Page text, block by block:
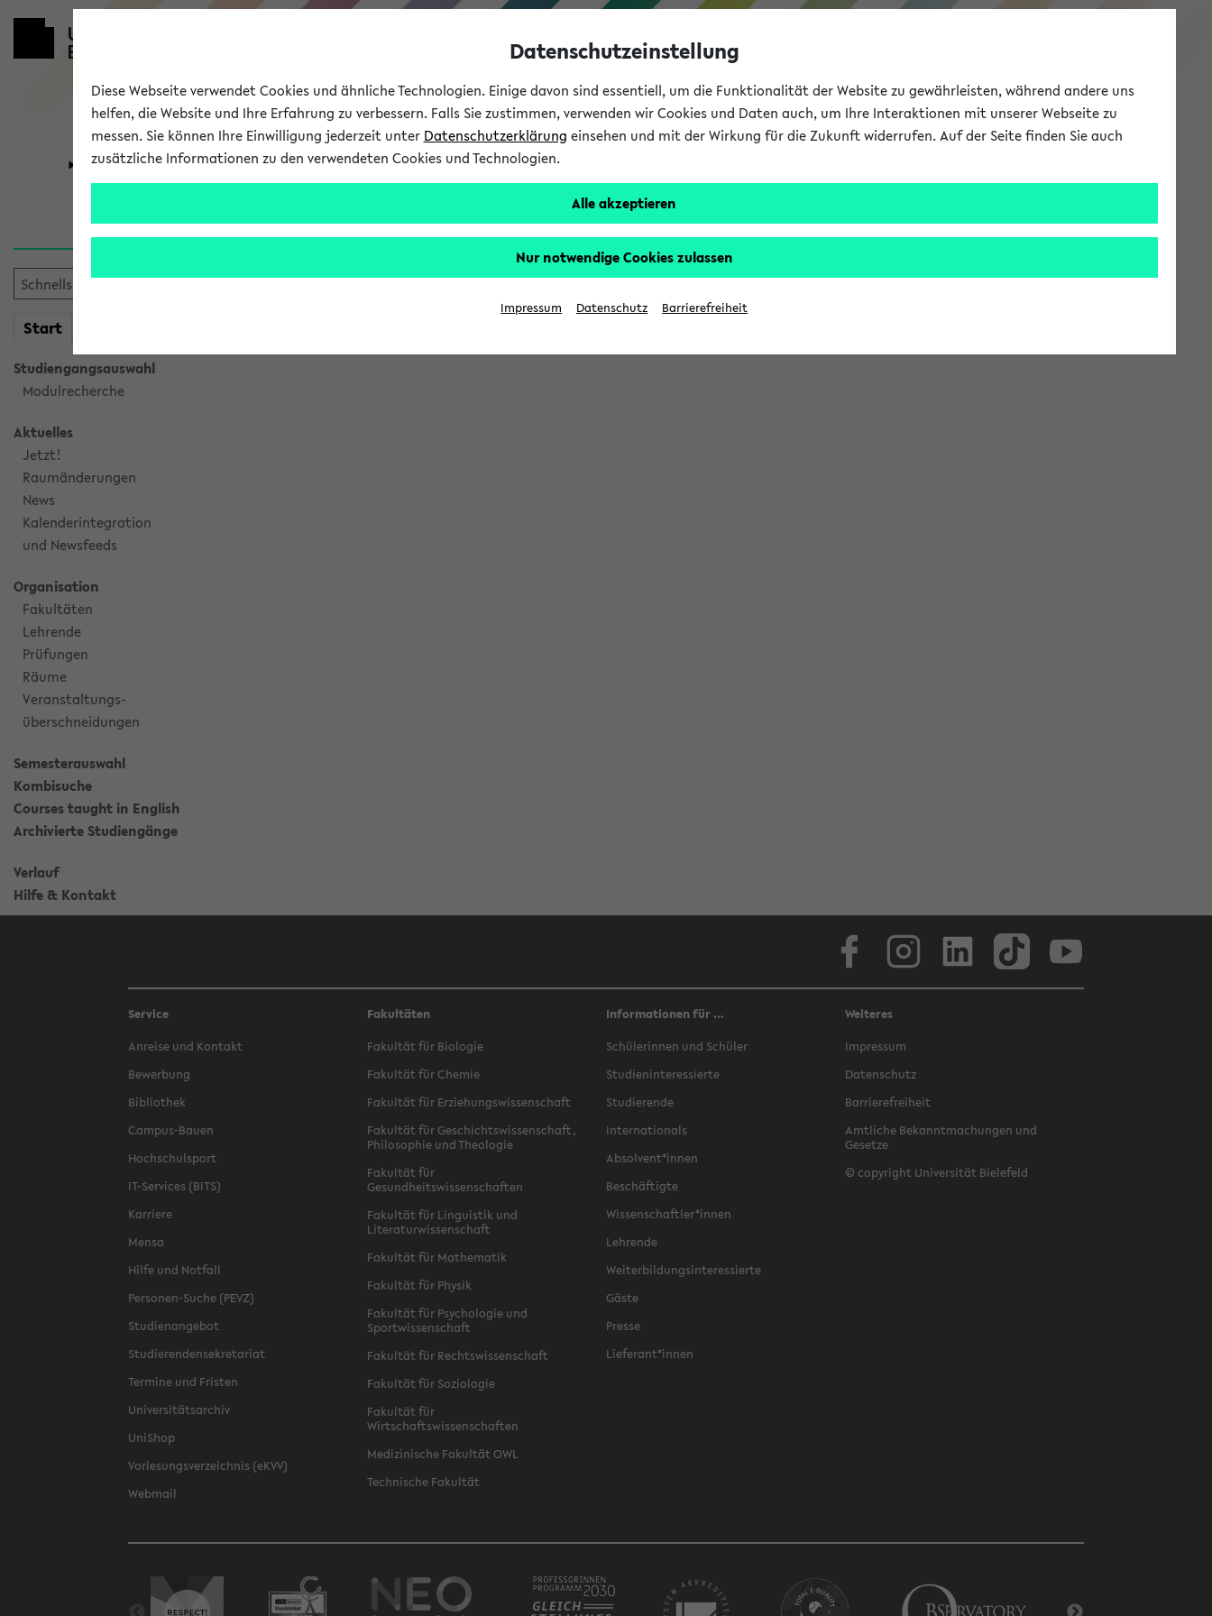
eKVV
Universität Forschung Studium
Start
Studiengangsauswahl
Modulrecherche
Aktuelles
Jetzt!
Raumänderungen
News
Kalenderintegration
und Newsfeeds
Organisation
Fakultäten
Lehrende
Prüfungen
Räume
Veranstaltungs-
überschneidungen
Semesterauswahl
Kombisuche
Courses taught in English
Archivierte Studiengänge
Verlauf
Hilfe & Kontakt
Verlauf
Service
Anreise und Kontakt
Bewerbung
Bibliothek
Campus-Bauen
Hochschulsport
IT-Services (BITS)
Karriere
Mensa
Hilfe und Notfall
Personen-Suche (PEVZ)
Studienangebot
Studierendensekretariat
Termine und Fristen
Universitätsarchiv
UniShop
Vorlesungsverzeichnis (eKVV)
Webmail
Fakultäten
Fakultät für Biologie
Fakultät für Chemie
Fakultät für Erziehungswissenschaft
Fakultät für Geschichtswissenschaft,
Philosophie und Theologie
Fakultät für
Gesundheitswissenschaften
Fakultät für Linguistik und
Literaturwissenschaft
Fakultät für Mathematik
Fakultät für Physik
Fakultät für Psychologie und
Sportwissenschaft
Fakultät für Rechtswissenschaft
Fakultät für Soziologie
Fakultät für
Wirtschaftswissenschaften
Medizinische Fakultät OWL
Technische Fakultät
Informationen für ...
Schülerinnen und Schüler
Studieninteressierte
Studierende
Internationals
Absolvent*innen
Beschäftigte
Wissenschaftler*innen
Lehrende
Weiterbildungsinteressierte
Gäste
Presse
Lieferant*innen
Weiteres
Impressum
Datenschutz
Barrierefreiheit
Amtliche Bekanntmachungen und
Gesetze
© copyright Universität Bielefeld
Datenschutzeinstellung
Diese Webseite verwendet Cookies und ähnliche Technologien. Einige davon sind essentiell, um die Funktionalität der Website zu gewährleisten, während andere uns
helfen, die Website und Ihre Erfahrung zu verbessern. Falls Sie zustimmen, verwenden wir Cookies und Daten auch, um Ihre Interaktionen mit unserer Webseite zu
messen. Sie können Ihre Einwilligung jederzeit unter Datenschutzerklärung einsehen und mit der Wirkung für die Zukunft widerrufen. Auf der Seite finden Sie auch
zusätzliche Informationen zu den verwendeten Cookies und Technologien.
Alle akzeptieren
Nur notwendige Cookies zulassen
Impressum Datenschutz Barrierefreiheit